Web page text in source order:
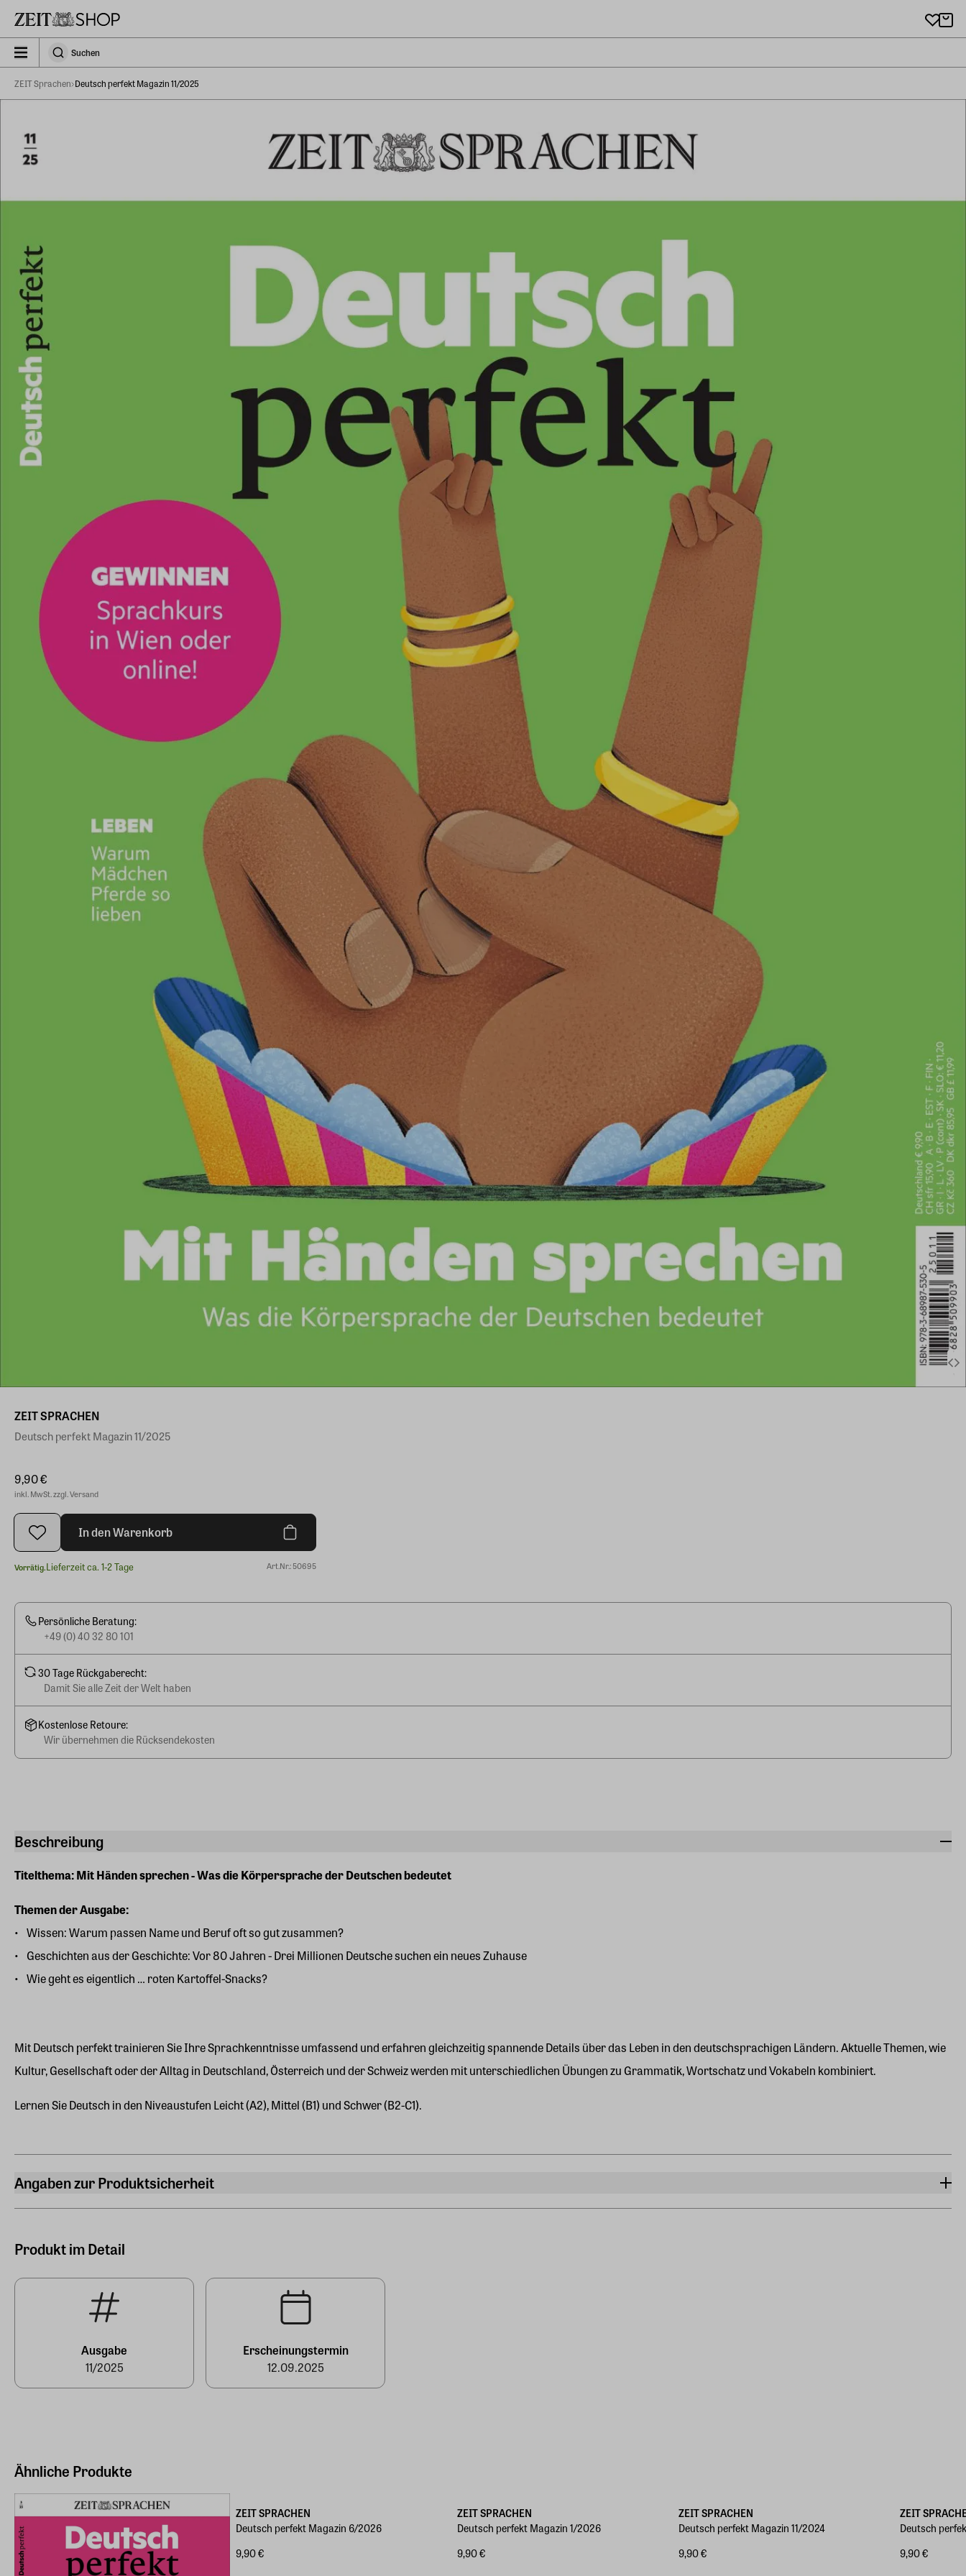
zeit_storefront.components.search.collapsed
SuchenSuchen
ZEIT Sprachen Deutsch perfekt Magazin 11/2025
Beschreibung
Titelthema: Mit Händen sprechen - Was die Körpersprache der Deutschen bedeutet
Themen der Ausgabe:
Wissen: Warum passen Name und Beruf oft so gut zusammen?
Geschichten aus der Geschichte: Vor 80 Jahren - Drei Millionen Deutsche suchen ein neues Zuhause
Wie geht es eigentlich … roten Kartoffel-Snacks?
Mit Deutsch perfekt trainieren Sie Ihre Sprachkenntnisse umfassend und erfahren gleichzeitig spannende Details über das Leben in den deutschsprachigen Ländern. Aktuelle Themen, wie
Kultur, Gesellschaft oder der Alltag in Deutschland, Österreich und der Schweiz werden mit unterschiedlichen Übungen zu Grammatik, Wortschatz und Vokabeln kombiniert.
Lernen Sie Deutsch in den Niveaustufen Leicht (A2), Mittel (B1) und Schwer (B2-C1).
Angaben zur Produktsicherheit
Deutschland (EU)
E-Mail-Adresse
Produkt im Detail
Ausgabe
11/2025
Erscheinungstermin
12.09.2025
ZEIT SPRACHEN
Deutsch perfekt Magazin 11/2025
9,90 €
inkl. MwSt. zzgl. Versand
In den Warenkorb
Vorrätig.Lieferzeit ca. 1-2 Tage Art.Nr.: 50695
Persönliche Beratung:
+49 (0) 40 32 80 101
30 Tage Rückgaberecht:
Damit Sie alle Zeit der Welt haben
Kostenlose Retoure:
Wir übernehmen die Rücksendekosten
Ähnliche Produkte
ZEIT SPRACHEN
Deutsch perfekt Magazin 6/2026
9,90 €
ZEIT SPRACHEN
Deutsch perfekt Magazin 1/2026
9,90 €
ZEIT SPRACHEN
Deutsch perfekt Magazin 11/2024
9,90 €
ZEIT
Deutsch
9,90 €